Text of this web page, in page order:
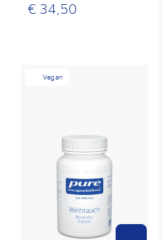
€ 34,50
Vegan